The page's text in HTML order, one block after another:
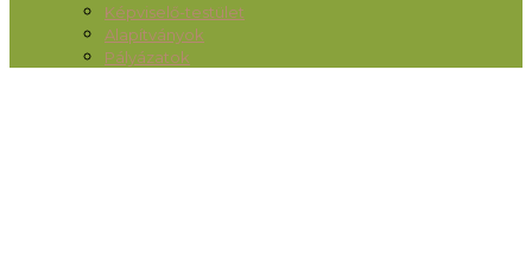
Képviselő-testület
Alapítványok
Pályázatok